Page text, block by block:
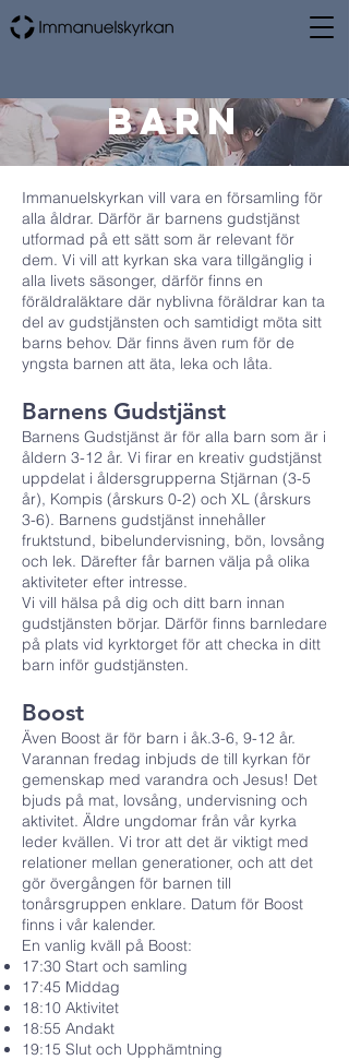
BArn
Immanuelskyrkan vill vara en församling för
alla åldrar. Därför är barnens gudstjänst
utformad på ett sätt som är relevant för
dem. Vi vill att kyrkan ska vara tillgänglig i
alla livets säsonger, därför finns en
föräldraläktare där nyblivna föräldrar kan ta
del av gudstjänsten och samtidigt möta sitt
barns behov. Där finns även rum för de
yngsta barnen att äta, leka och låta.
Barnens Gudstjänst
Barnens Gudstjänst är för alla barn som är i
åldern 3-12 år. Vi firar en kreativ gudstjänst
uppdelat i åldersgrupperna Stjärnan (3-5
år), Kompis (årskurs 0-2) och XL (årskurs
3-6). Barnens gudstjänst innehåller
fruktstund, bibelundervisning, bön, lovsång
och lek. Därefter får barnen välja på olika
aktiviteter efter intresse.
Vi vill hälsa på dig och ditt barn innan
gudstjänsten börjar. Därför finns barnledare
på plats vid kyrktorget för att checka in ditt
barn inför gudstjänsten.
Boost
Även Boost är för barn i åk.3-6, 9-12 år.
Varannan fredag inbjuds de till kyrkan för
gemenskap med varandra och Jesus! Det
bjuds på mat, lovsång, undervisning och
aktivitet. Äldre ungdomar från vår kyrka
leder kvällen. Vi tror att det är viktigt med
relationer mellan generationer, och att det
gör övergången för barnen till
tonårsgruppen enklare. Datum för Boost
finns i vår kalender.
En vanlig kväll på Boost:
17:30 Start och samling
17:45 Middag
18:10 Aktivitet
18:55 Andakt
19:15 Slut och Upphämtning